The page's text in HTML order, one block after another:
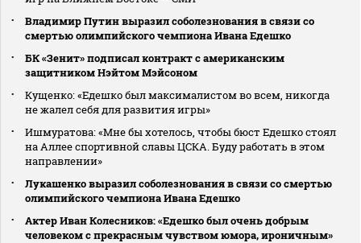
Владимир Путин выразил соболезнования в связи со
смертью олимпийского чемпиона Ивана Едешко
БК «Зенит» подписал контракт с американским
защитником Нэйтом Мэйсоном
Кущенко: «Едешко был максималистом во всем, никогда
не жалел себя для развития игры»
Ишмуратова: «Мне бы хотелось, чтобы бюст Едешко стоял
на Аллее спортивной славы ЦСКА. Буду работать в этом
направлении»
Лукашенко выразил соболезнования в связи со смертью
олимпийского чемпиона Ивана Едешко
Актер Иван Колесников: «Едешко был очень добрым
человеком с прекрасным чувством юмора, ироничным»